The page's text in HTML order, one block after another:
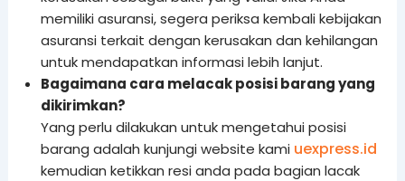
memiliki asuransi, segera periksa kembali kebijakan
asuransi terkait dengan kerusakan dan kehilangan
untuk mendapatkan informasi lebih lanjut.
Bagaimana cara melacak posisi barang yang
dikirimkan?
Yang perlu dilakukan untuk mengetahui posisi
barang adalah kunjungi website kami uexpress.id
kemudian ketikkan resi anda pada bagian lacak